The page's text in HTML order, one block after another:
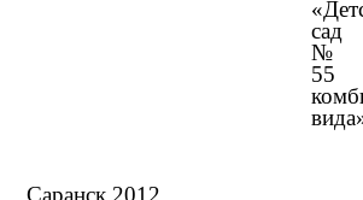
сад
№
55
Саранск 2012